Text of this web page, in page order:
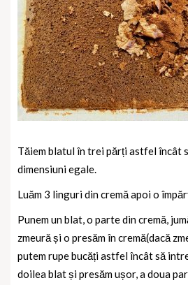
Tăiem blatul în trei părți astfel încât
dimensiuni egale.
Luăm 3 linguri din cremă apoi o
Punem un blat, o parte din cremă,
zmeură și o presăm în cremă(dacă
putem rupe bucăți astfel încât să
doilea blat și presăm ușor, a doua